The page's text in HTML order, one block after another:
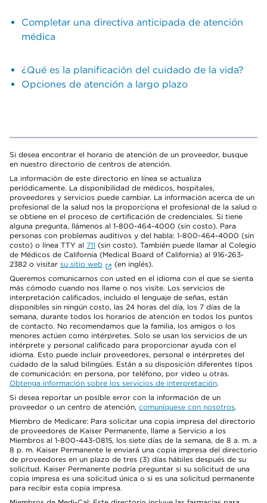
Completar una directiva anticipada de atención
médica
¿Qué es la planificación del cuidado de la vida?
Opciones de atención a largo plazo
Si desea encontrar el horario de atención de un proveedor, busque
en nuestro directorio de centros de atención.
La información de este directorio en línea se actualiza
periódicamente. La disponibilidad de médicos, hospitales,
proveedores y servicios puede cambiar. La información acerca de un
profesional de la salud nos la proporciona el profesional de la salud o
se obtiene en el proceso de certificación de credenciales. Si tiene
alguna pregunta, llámenos al 1-800-464-4000 (sin costo). Para
personas con problemas auditivos y del habla: 1-800-464-4000 (sin
costo) o línea TTY al 711 (sin costo). También puede llamar al Colegio
de Médicos de California (Medical Board of California) al 916-263-
2382 o visitar su sitio web
(en inglés).
Queremos comunicarnos con usted en el idioma con el que se sienta
más cómodo cuando nos llame o nos visite. Los servicios de
interpretación calificados, incluido el lenguaje de señas, están
disponibles sin ningún costo, las 24 horas del día, los 7 días de la
semana, durante todos los horarios de atención en todos los puntos
de contacto. No recomendamos que la familia, los amigos o los
menores actúen como intérpretes. Solo se usan los servicios de un
intérprete y personal calificado para proporcionar ayuda con el
idioma. Esto puede incluir proveedores, personal e intérpretes del
cuidado de la salud bilingües. Están a su disposición diferentes tipos
de comunicación: en persona, por teléfono, por video u otras.
Obtenga información sobre los servicios de interpretación.
Si desea reportar un posible error con la información de un
proveedor o un centro de atención, comuníquese con nosotros.
Miembro de Medicare: Para solicitar una copia impresa del directorio
de proveedores de Kaiser Permanente, llame a Servicio a los
Miembros al 1-800-443-0815, los siete días de la semana, de 8 a. m. a
8 p. m. Kaiser Permanente le enviará una copia impresa del directorio
de proveedores en un plazo de tres (3) días hábiles después de su
solicitud. Kaiser Permanente podría preguntar si su solicitud de una
copia impresa es una solicitud única o si es una solicitud permanente
para recibir esta copia impresa.